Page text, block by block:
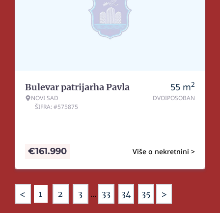
Bulevar patrijarha Pavla
NOVI SAD
ŠIFRA: #575875
55 m2
DVOIPOSOBAN
Više o nekretnini >
€161.990
< 1 2 3 ... 33 34 35 >